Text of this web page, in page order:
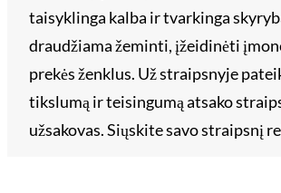
taisyklinga kalba ir tvarkinga
draudžiama žeminti, įžeidinėti
prekės ženklus. Už straipsnyje
tikslumą ir teisingumą atsako
užsakovas. Siųskite savo straipsnį